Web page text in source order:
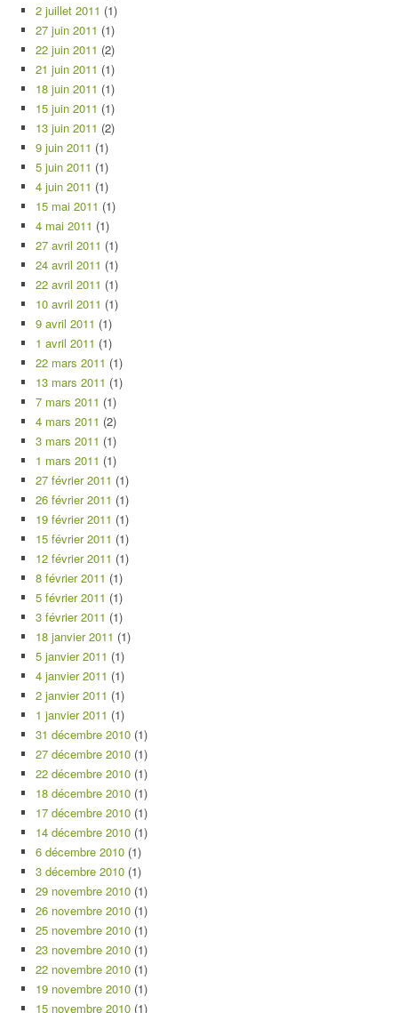
2 juillet 2011 (1)
27 juin 2011 (1)
22 juin 2011 (2)
21 juin 2011 (1)
18 juin 2011 (1)
15 juin 2011 (1)
13 juin 2011 (2)
9 juin 2011 (1)
5 juin 2011 (1)
4 juin 2011 (1)
15 mai 2011 (1)
4 mai 2011 (1)
27 avril 2011 (1)
24 avril 2011 (1)
22 avril 2011 (1)
10 avril 2011 (1)
9 avril 2011 (1)
1 avril 2011 (1)
22 mars 2011 (1)
13 mars 2011 (1)
7 mars 2011 (1)
4 mars 2011 (2)
3 mars 2011 (1)
1 mars 2011 (1)
27 février 2011 (1)
26 février 2011 (1)
19 février 2011 (1)
15 février 2011 (1)
12 février 2011 (1)
8 février 2011 (1)
5 février 2011 (1)
3 février 2011 (1)
18 janvier 2011 (1)
5 janvier 2011 (1)
4 janvier 2011 (1)
2 janvier 2011 (1)
1 janvier 2011 (1)
31 décembre 2010 (1)
27 décembre 2010 (1)
22 décembre 2010 (1)
18 décembre 2010 (1)
17 décembre 2010 (1)
14 décembre 2010 (1)
6 décembre 2010 (1)
3 décembre 2010 (1)
29 novembre 2010 (1)
26 novembre 2010 (1)
25 novembre 2010 (1)
23 novembre 2010 (1)
22 novembre 2010 (1)
19 novembre 2010 (1)
15 novembre 2010 (1)